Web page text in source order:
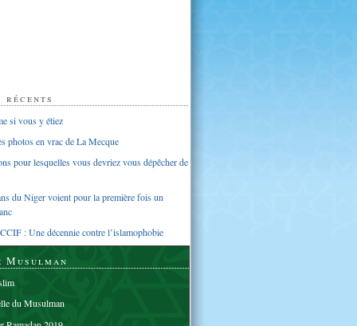
si vous y étiez
photos en vrac de La Mecque
pour lesquelles vous devriez vous dépêcher de
du Niger voient pour la première fois un
: Une décennie contre l’islamophobie
Musulman
du Musulman